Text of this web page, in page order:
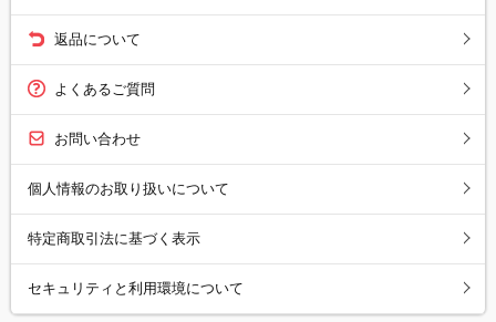
返品について
よくあるご質問
お問い合わせ
個人情報のお取り扱いについて
特定商取引法に基づく表示
セキュリティと利用環境について